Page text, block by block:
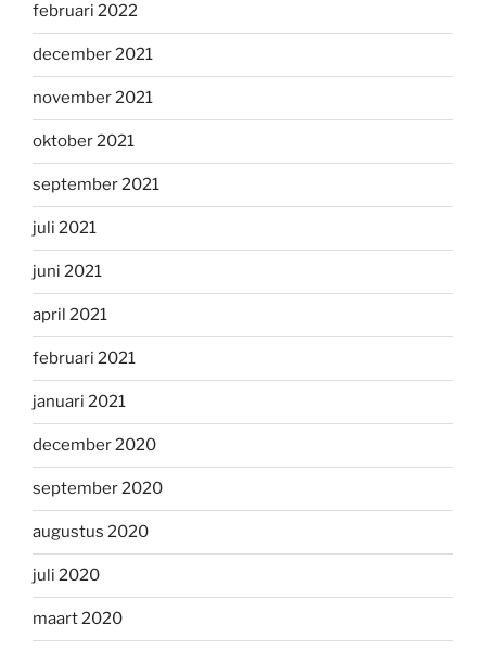
februari 2022
december 2021
november 2021
oktober 2021
september 2021
juli 2021
juni 2021
april 2021
februari 2021
januari 2021
december 2020
september 2020
augustus 2020
juli 2020
maart 2020